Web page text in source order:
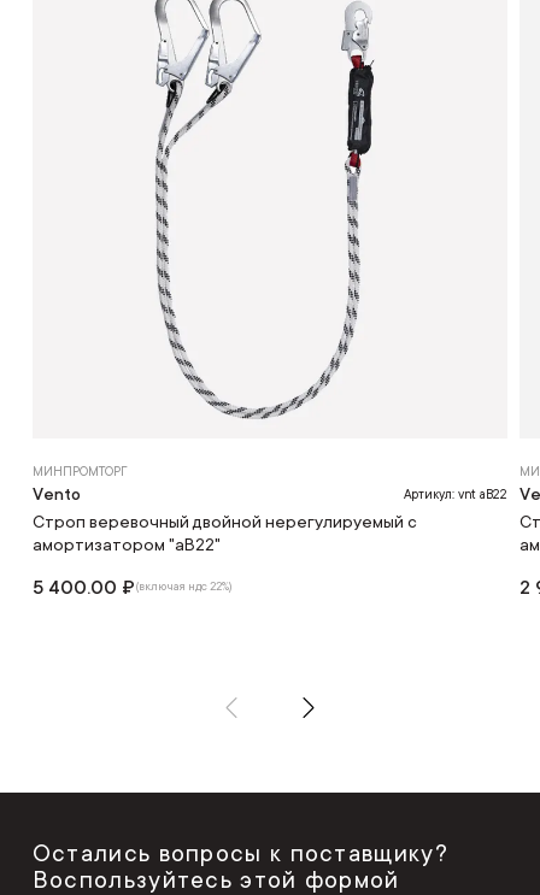
МИНПРОМТОРГ
Vento Артикул: vnt aB22
Строп веревочный двойной нерегулируемый с
амортизатором "аВ22"
5 400.00 ₽(включая ндс 22%) 2
Остались вопросы к поставщику?
Воспользуйтесь этой формой